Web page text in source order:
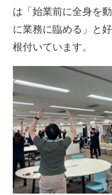
は「始業前に全身を
に業務に臨める」と
根付いています。